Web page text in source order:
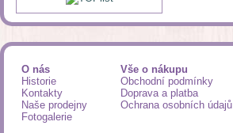
O nás
Historie
Kontakty
Naše prodejny
Fotogalerie
Vše o nákupu
Obchodní podmínky
Doprava a platba
Ochrana osobních údajů